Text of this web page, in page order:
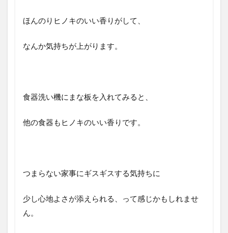
ほんのりヒノキのいい香りがして、
なんか気持ちが上がります。
食器洗い機にまな板を入れてみると、
他の食器もヒノキのいい香りです。
つまらない家事にギスギスする気持ちに
少し心地よさが添えられる、って感じかもしれませ
ん。